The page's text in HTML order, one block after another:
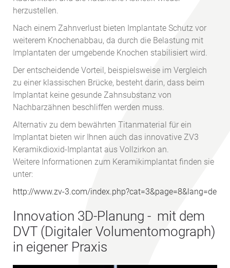
herzustellen.
Nach einem Zahnverlust bieten Implantate Schutz vor
weiterem Knochenabbau, da durch die Belastung mit
Implantaten der umgebende Knochen stabilisiert wird.
Der entscheidende Vorteil, beispielsweise im Vergleich
zu einer klassischen Brücke, besteht darin, dass beim
Implantat keine gesunde Zahnsubstanz von
Nachbarzähnen beschliffen werden muss.
Alternativ zu dem bewährten Titanmaterial für ein
Implantat bieten wir Ihnen auch das innovative ZV3
Keramikdioxid-Implantat aus Vollzirkon an.
Weitere Informationen zum Keramikimplantat finden sie
unter:
http://www.zv-3.com/index.php?cat=3&page=8&lang=de
Innovation 3D-Planung - mit dem
DVT (Digitaler Volumentomograph)
in eigener Praxis